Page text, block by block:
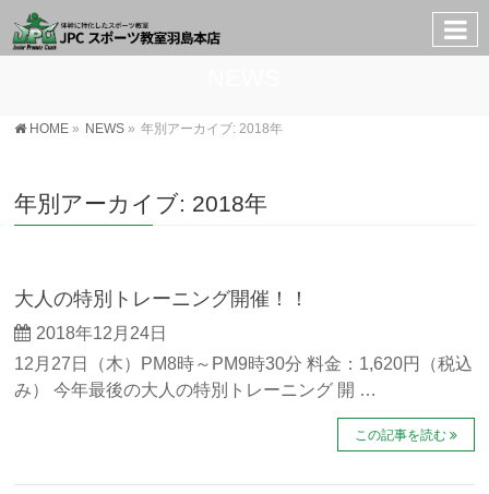
HOME » NEWS » 年別アーカイブ: 2018年
年別アーカイブ: 2018年
大人の特別トレーニング開催！！
2018年12月24日
12月27日（木）PM8時～PM9時30分 料金：1,620円（税込
み） 今年最後の大人の特別トレーニング 開 …
この記事を読む